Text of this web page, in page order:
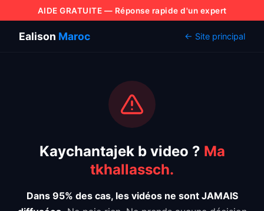
AIDE GRATUITE — Réponse rapide d'un expert
Ealison Maroc ← Site principal
Kaychantajek b video ? Ma
tkhallassch.
Dans 95% des cas, les vidéos ne sont JAMAIS